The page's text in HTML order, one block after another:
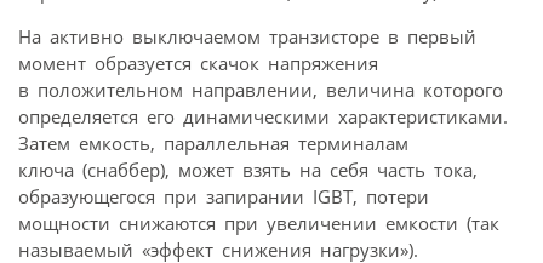
На активно выключаемом транзисторе в первый
момент образуется скачок напряжения
в положительном направлении, величина которого
определяется его динамическими характеристиками.
Затем емкость, параллельная терминалам
ключа (снаббер), может взять на себя часть тока,
образующегося при запирании IGBT, потери
мощности снижаются при увеличении емкости (так
называемый «эффект снижения нагрузки»).